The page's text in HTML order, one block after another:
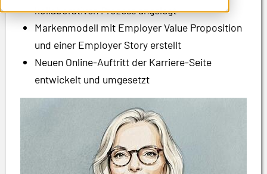
kollaborativen Prozess angelegt
Markenmodell mit Employer Value Proposition
und einer Employer Story erstellt
Neuen Online-Auftritt der Karriere-Seite
entwickelt und umgesetzt